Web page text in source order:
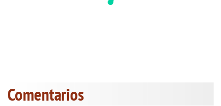
Comentarios